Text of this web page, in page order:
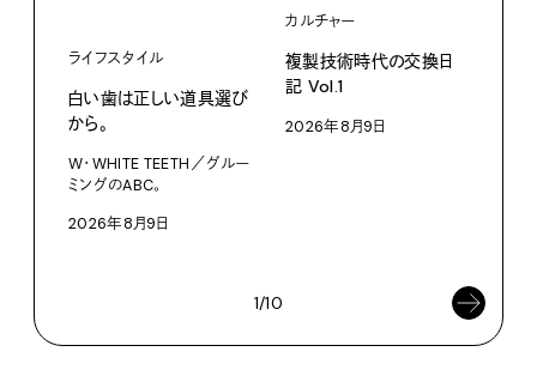
ライフスタイル
白い歯は正しい道具選び
から。
W・WHITE TEETH／グルー
ミングのABC。
2026年8月9日
カルチャー
複製技術時代の交換日
記 Vol.1
2026年8月9日
1/10